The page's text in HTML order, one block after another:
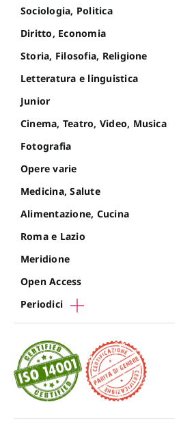
Sociologia, Politica
Diritto, Economia
Storia, Filosofia, Religione
Letteratura e linguistica
Junior
Cinema, Teatro, Video, Musica
Fotografia
Opere varie
Medicina, Salute
Alimentazione, Cucina
Roma e Lazio
Meridione
Open Access
Periodici